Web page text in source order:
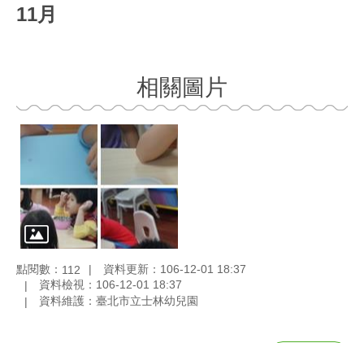
11月
相關圖片
點閱數： 112
資料更新：106-12-01 18:37
資料檢視：106-12-01 18:37
資料維護：臺北市立士林幼兒園